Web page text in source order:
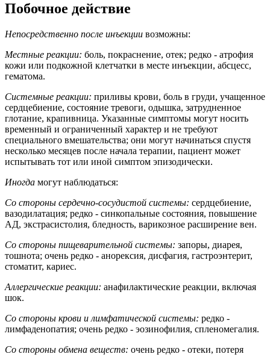
Побочное действие
Непосредственно после инъекции возможны:
Местные реакции: боль, покраснение, отек; редко - атрофия
кожи или подкожной клетчатки в месте инъекции, абсцесс,
гематома.
Системные реакции: приливы крови, боль в груди, учащенное
сердцебиение, состояние тревоги, одышка, затрудненное
глотание, крапивница. Указанные симптомы могут носить
временный и ограниченный характер и не требуют
специального вмешательства; они могут начинаться спустя
несколько месяцев после начала терапии, пациент может
испытывать тот или иной симптом эпизодически.
Иногда могут наблюдаться:
Со стороны сердечно-сосудистой системы: сердцебиение,
вазодилатация; редко - синкопальные состояния, повышение
АД, экстрасистолия, бледность, варикозное расширение вен.
Со стороны пищеварительной системы: запоры, диарея,
тошнота; очень редко - анорексия, дисфагия, гастроэнтерит,
стоматит, кариес.
Аллергические реакции: анафилактические реакции, включая
шок.
Со стороны крови и лимфатической системы: редко -
лимфаденопатия; очень редко - эозинофилия, спленомегалия.
Со стороны обмена веществ: очень редко - отеки, потеря